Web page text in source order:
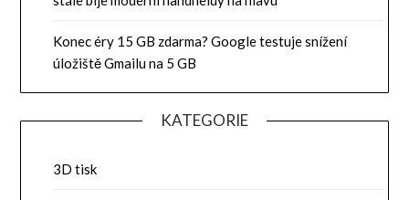
Konec éry 15 GB zdarma? Google testuje snížení
úložiště Gmailu na 5 GB
KATEGORIE
3D tisk